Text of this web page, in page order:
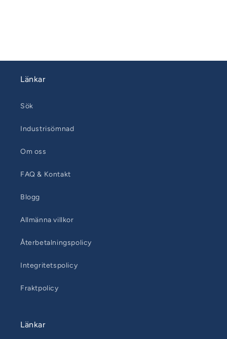
Länkar
Sök
Industrisömnad
Om oss
FAQ & Kontakt
Blogg
Allmänna villkor
Återbetalningspolicy
Integritetspolicy
Fraktpolicy
Länkar